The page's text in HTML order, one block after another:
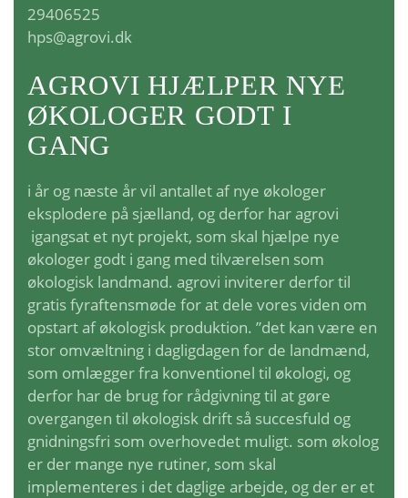
29406525
hps@agrovi.dk
AGROVI HJÆLPER NYE
ØKOLOGER GODT I
GANG
i år og næste år vil antallet af nye økologer
eksplodere på sjælland, og derfor har agrovi
igangsat et nyt projekt, som skal hjælpe nye
økologer godt i gang med tilværelsen som
økologisk landmand. agrovi inviterer derfor til
gratis fyraftensmøde for at dele vores viden om
opstart af økologisk produktion. ”det kan være en
stor omvæltning i dagligdagen for de landmænd,
som omlægger fra konventionel til økologi, og
derfor har de brug for rådgivning til at gøre
overgangen til økologisk drift så succesfuld og
gnidningsfri som overhovedet muligt. som økolog
er der mange nye rutiner, som skal
implementeres i det daglige arbejde, og der er et